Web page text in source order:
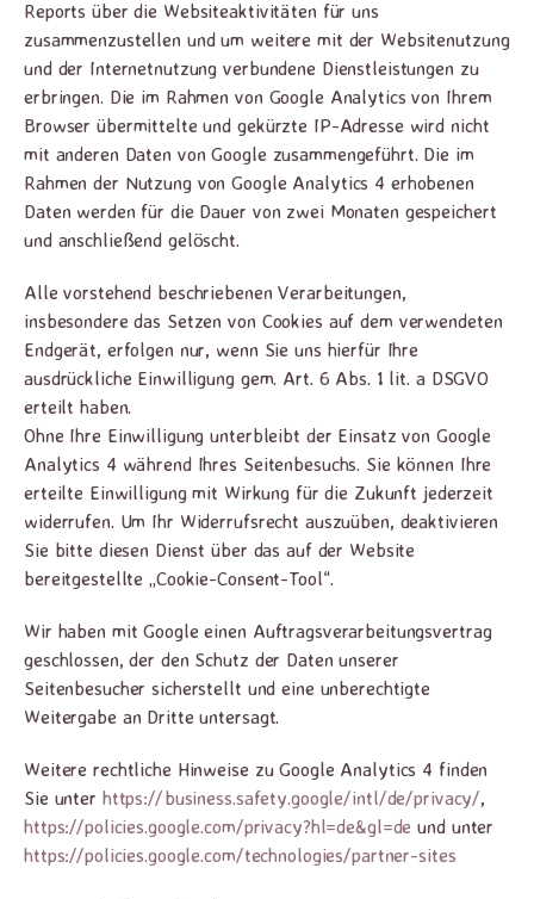
Reports über die Websiteaktivitäten für uns
zusammenzustellen und um weitere mit der Websitenutzung
und der Internetnutzung verbundene Dienstleistungen zu
erbringen. Die im Rahmen von Google Analytics von Ihrem
Browser übermittelte und gekürzte IP-Adresse wird nicht
mit anderen Daten von Google zusammengeführt. Die im
Rahmen der Nutzung von Google Analytics 4 erhobenen
Daten werden für die Dauer von zwei Monaten gespeichert
und anschließend gelöscht.
Alle vorstehend beschriebenen Verarbeitungen,
insbesondere das Setzen von Cookies auf dem verwendeten
Endgerät, erfolgen nur, wenn Sie uns hierfür Ihre
ausdrückliche Einwilligung gem. Art. 6 Abs. 1 lit. a DSGVO
erteilt haben.
Ohne Ihre Einwilligung unterbleibt der Einsatz von Google
Analytics 4 während Ihres Seitenbesuchs. Sie können Ihre
erteilte Einwilligung mit Wirkung für die Zukunft jederzeit
widerrufen. Um Ihr Widerrufsrecht auszuüben, deaktivieren
Sie bitte diesen Dienst über das auf der Website
bereitgestellte „Cookie-Consent-Tool“.
Wir haben mit Google einen Auftragsverarbeitungsvertrag
geschlossen, der den Schutz der Daten unserer
Seitenbesucher sicherstellt und eine unberechtigte
Weitergabe an Dritte untersagt.
Weitere rechtliche Hinweise zu Google Analytics 4 finden
Sie unter https://business.safety.google/intl/de/privacy/,
https://policies.google.com/privacy?hl=de&gl=de und unter
https://policies.google.com/technologies/partner-sites